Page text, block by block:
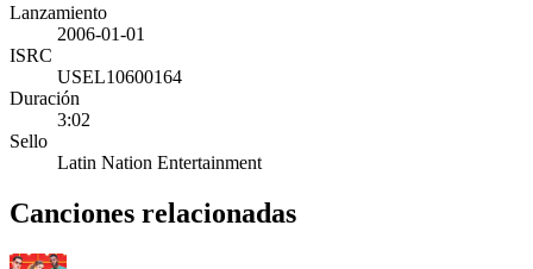
Lanzamiento
2006-01-01
ISRC
USEL10600164
Duración
3:02
Sello
Latin Nation Entertainment
Canciones relacionadas